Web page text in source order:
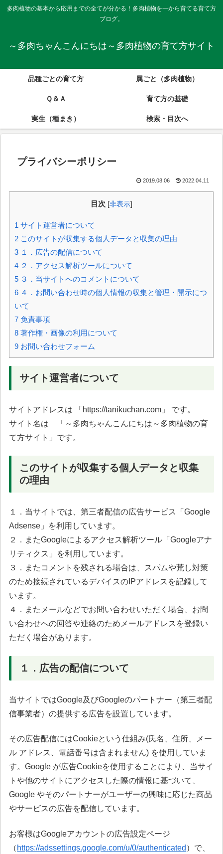
多肉植物の基本から応用までの全てが分かる！多肉植物を一から育てる育て方
ブログ。
～多肉ちゃんこんにちは～多肉植物の育て方サイト
品種ごとの育て方 属ごと（多肉植物）
Ｑ＆Ａ 育て方の基礎
実生（種まき） 検索・目次へ
プライバシーポリシー
2019.08.06 2022.04.11
目次 [非表示]
1 サイト運営者について
2 このサイトが収集する個人データと収集の理由
3 １．広告の配信について
4 ２．アクセス解析ツールについて
5 ３．当サイトへのコメントについて
6 ４．お問い合わせ時の個人情報の収集と管理・開示につ
いて
7 免責事項
8 著作権・画像の利用について
9 お問い合わせフォーム
サイト運営者について
サイトアドレスは 「https://tanikuchan.com」 です。
サイト名は 「～多肉ちゃんこんにちは～多肉植物の育
て方サイト」です。
このサイトが収集する個人データと収集
の理由
１．当サイトでは、第三者配信の広告サービス「Google
Adsense」を利用しています。
２．またGoogleによるアクセス解析ツール「Googleアナ
リティクス」を利用しています。
３．またコメントを残される場合は、スパムや荒し対策
のため接続されているデバイスのIPアドレスを記録して
います。
４．またメールなどでお問い合わせいただく場合、お問
い合わせへの回答や連絡のためメールアドレスを登録い
ただく場合があります。
１．広告の配信について
当サイトではGoogle及びGoogleのパートナー（第三者配
信事業者）の提供する広告を設置しています。
その広告配信にはCookieという仕組み(氏名、住所、メー
ル アドレス、電話番号は含まれません) を使用していま
す。Google が広告Cookieを使用することにより、当サイ
トや他のサイトにアクセスした際の情報に基づいて、
Google やそのパートナーがユーザーの興味に応じた商品
やサービスの広告を配信しています。
お客様はGoogleアカウントの広告設定ページ
（ https://adssettings.google.com/u/0/authenticated ）で、